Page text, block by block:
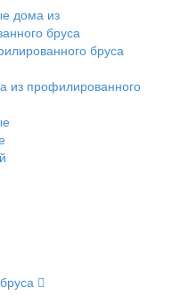
дома из
бруса
бруса
из профилированного